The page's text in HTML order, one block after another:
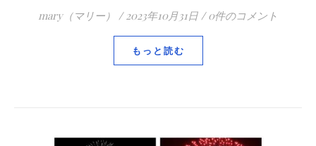
mary（マリー） / 2023年10月31日 / 0件のコメント
もっと読む